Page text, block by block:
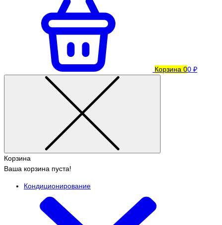
Корзина 00 ₽
Корзина
Ваша корзина пуста!
Кондиционирование